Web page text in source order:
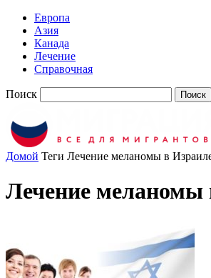
Европа
Азия
Канада
Лечение
Справочная
Поиск
Домой Теги Лечение меланомы в
Лечение меланомы